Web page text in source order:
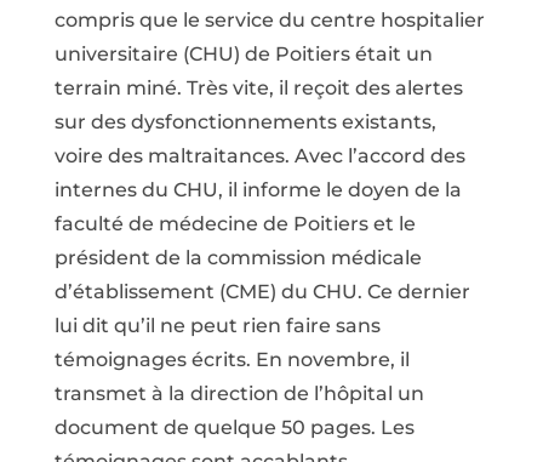
compris que le service du centre hospitalier
universitaire (CHU) de Poitiers était un
terrain miné. Très vite, il reçoit des alertes
sur des dysfonctionnements existants,
voire des maltraitances. Avec l’accord des
internes du CHU, il informe le doyen de la
faculté de médecine de Poitiers et le
président de la commission médicale
d’établissement (CME) du CHU. Ce dernier
lui dit qu’il ne peut rien faire sans
témoignages écrits. En novembre, il
transmet à la direction de l’hôpital un
document de quelque 50 pages. Les